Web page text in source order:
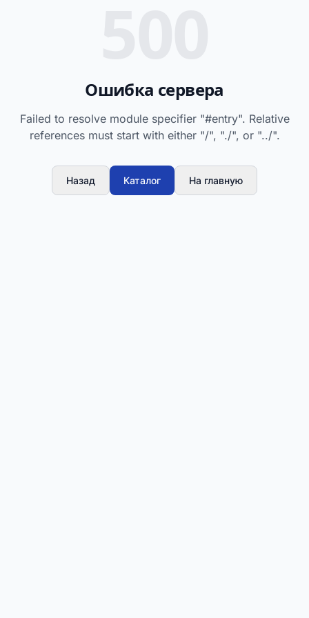
Ошибка сервера
Failed to resolve module specifier "#entry". Relative
references must start with either "/", "./", or "../".
Назад Каталог На главную